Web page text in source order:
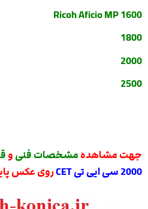
Ricoh Aficio MP 1600
1800
2000
2500
جهت مشاهده مشخصات فنی و
2000 سی ایی تی CET
روی عکس